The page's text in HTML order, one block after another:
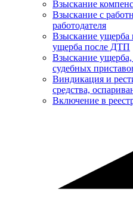
Взыскание
Взыскание с
работодателя
Взыскание ущерба
ущерба после ДТП
Взыскание
судебных
Виндикация и
средства,
Включение в